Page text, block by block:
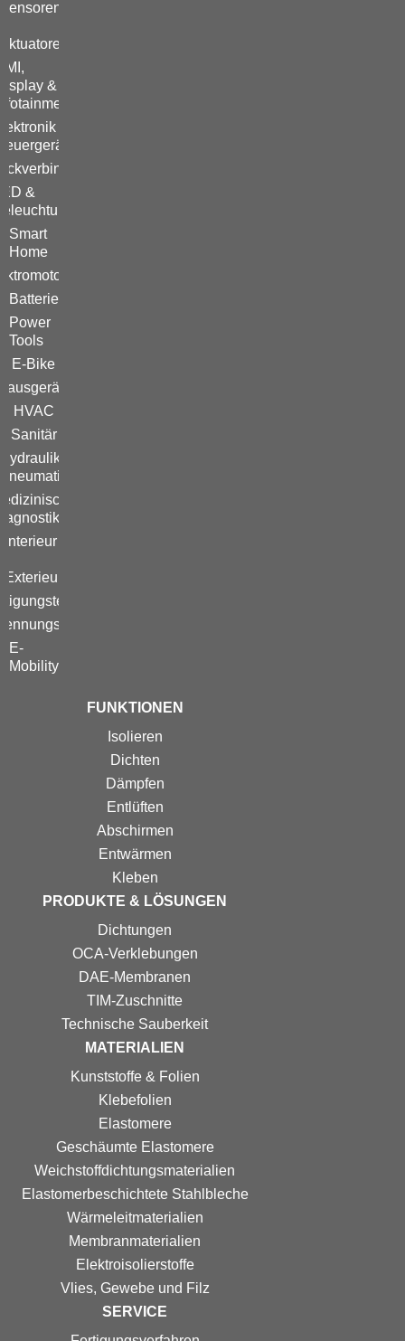
&
&
&
Smart
Home
Batterie
Power
Tools
E-Bike
HVAC
Sanitär
Hydraulik /
Pneumatik
Interieur
Exterieur
E-
Mobility
FUNKTIONEN
Isolieren
Dichten
Dämpfen
Entlüften
Abschirmen
Entwärmen
Kleben
PRODUKTE & LÖSUNGEN
Dichtungen
OCA-Verklebungen
DAE-Membranen
TIM-Zuschnitte
Technische Sauberkeit
MATERIALIEN
Kunststoffe & Folien
Klebefolien
Elastomere
Geschäumte Elastomere
Weichstoff­dichtungs­materialien
Elastomer­beschichtete Stahlbleche
Wärmeleitmaterialien
Membranmaterialien
Elektroisolierstoffe
Vlies, Gewebe und Filz
SERVICE